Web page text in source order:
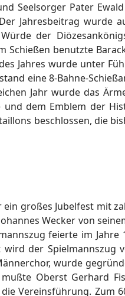
Seelsorger Pater
Jahresbeitrag wurde
der
Schießen benutzte
Jahres wurde unter
eine 8-Bahne-
Jahr wurde das
dem Emblem der
beschlossen, die
großes Jubelfest mit
Wecker von
feierte im Jahre
der Spielmannszug
wurde
Oberst Gerhard
Vereinsführung. Zum